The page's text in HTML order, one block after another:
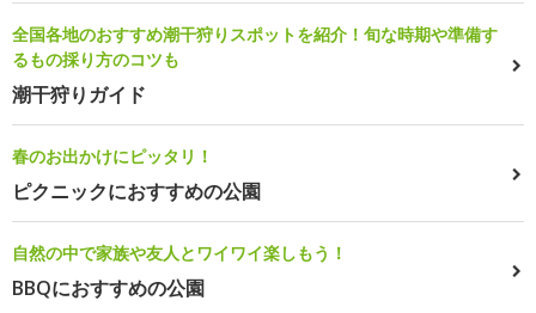
全国各地のおすすめ潮干狩りスポットを紹介！旬な時期や準備す
るもの採り方のコツも
潮干狩りガイド
春のお出かけにピッタリ！
ピクニックにおすすめの公園
自然の中で家族や友人とワイワイ楽しもう！
BBQにおすすめの公園